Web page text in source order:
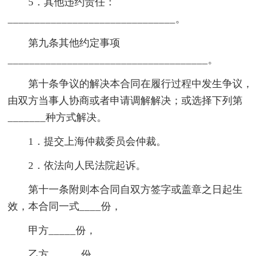
_______________________________。
第九条其他约定事项
_____________________________________。
第十条争议的解决本合同在履行过程中发生争议，
由双方当事人协商或者申请调解解决；或选择下列第
_______种方式解决。
1．提交上海仲裁委员会仲裁。
2．依法向人民法院起诉。
第十一条附则本合同自双方签字或盖章之日起生
效，本合同一式____份，
甲方_____份，